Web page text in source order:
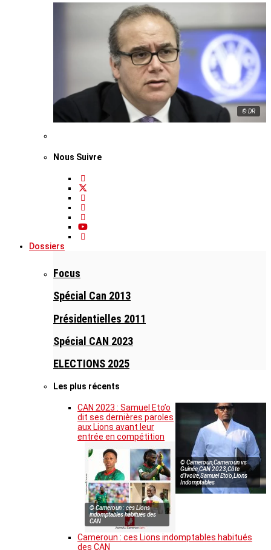
© DR
Nous Suivre
Dossiers
Focus
Spécial Can 2013
Présidentielles 2011
Spécial CAN 2023
ELECTIONS 2025
Les plus récents
© Cameroun,Cameroun vs
Guinée,CAN 2023,Côte
d’Ivoire,Samuel Eto’o,Lions
Indomptables
CAN 2023 : Samuel Eto’o
dit ses dernières paroles
aux Lions avant leur
entrée en compétition
© Cameroun : ces Lions
indomptables habitués des
CAN
Cameroun : ces Lions indomptables habitués
des CAN